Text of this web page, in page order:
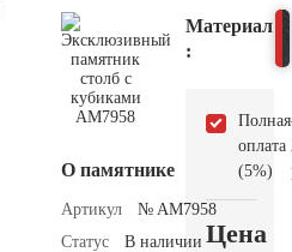
О памятнике
Артикул
№ AM7958
Статус
В наличии
Материал
:
Полная
оплата
(5%)
Цена